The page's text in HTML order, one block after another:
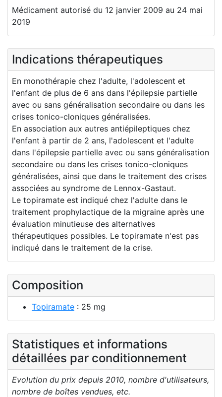
Médicament autorisé du 12 janvier 2009 au 24 mai
2019
Indications thérapeutiques
En monothérapie chez l'adulte, l'adolescent et
l'enfant de plus de 6 ans dans l'épilepsie partielle
avec ou sans généralisation secondaire ou dans les
crises tonico-cloniques généralisées.
En association aux autres antiépileptiques chez
l'enfant à partir de 2 ans, l'adolescent et l'adulte
dans l'épilepsie partielle avec ou sans généralisation
secondaire ou dans les crises tonico-cloniques
généralisées, ainsi que dans le traitement des crises
associées au syndrome de Lennox-Gastaut.
Le topiramate est indiqué chez l'adulte dans le
traitement prophylactique de la migraine après une
évaluation minutieuse des alternatives
thérapeutiques possibles. Le topiramate n'est pas
indiqué dans le traitement de la crise.
Composition
Topiramate : 25 mg
Statistiques et informations
détaillées par conditionnement
Evolution du prix depuis 2010, nombre d'utilisateurs,
nombre de boîtes vendues, etc.